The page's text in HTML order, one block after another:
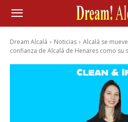
Dream Alcalá Noticias Alcalá se mueve
confianza de Alcalá de Henares como su